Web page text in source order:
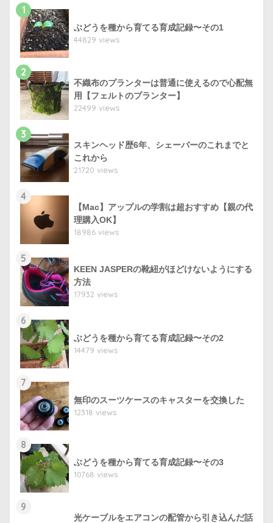
1
ぶどうを種から育てる育成記録〜その1
44829 views
2
不織布のプランターは普通に使えるので心配無
用【フェルトのプランター】
22499 views
3
スキンヘッド歴6年、シェーバーのこれまでと
これから
21720 views
4
【Mac】アップルの学割は超おすすめ【親の代
理購入OK】
18986 views
5
KEEN JASPERの靴紐がほどけないようにする
方法
17932 views
6
ぶどうを種から育てる育成記録〜その2
14479 views
7
無印のスーツケースのキャスターを交換した
12318 views
8
ぶどうを種から育てる育成記録〜その3
10768 views
9
光ケーブルをエアコンの配管から引き込んだ話